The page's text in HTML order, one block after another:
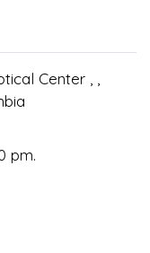
Center , ,
pm.